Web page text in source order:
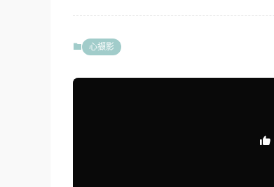
心擷影